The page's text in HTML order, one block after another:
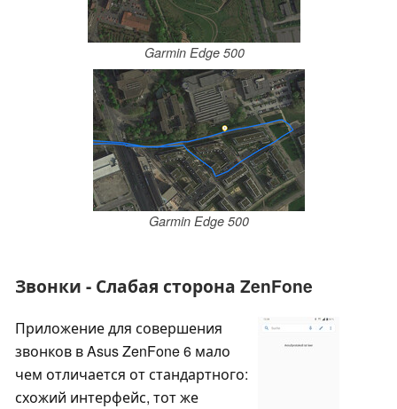
Garmin Edge 500
Garmin Edge 500
Звонки - Слабая сторона ZenFone
Приложение для совершения
звонков в Asus ZenFone 6 мало
чем отличается от стандартного:
схожий интерфейс, тот же